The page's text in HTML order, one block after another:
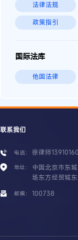
法律法规
政策指引
国际法库
他国法律
联系我们
电话： 徐律师
地址：
中国北京市东
场东方经贸城
邮编： 100738